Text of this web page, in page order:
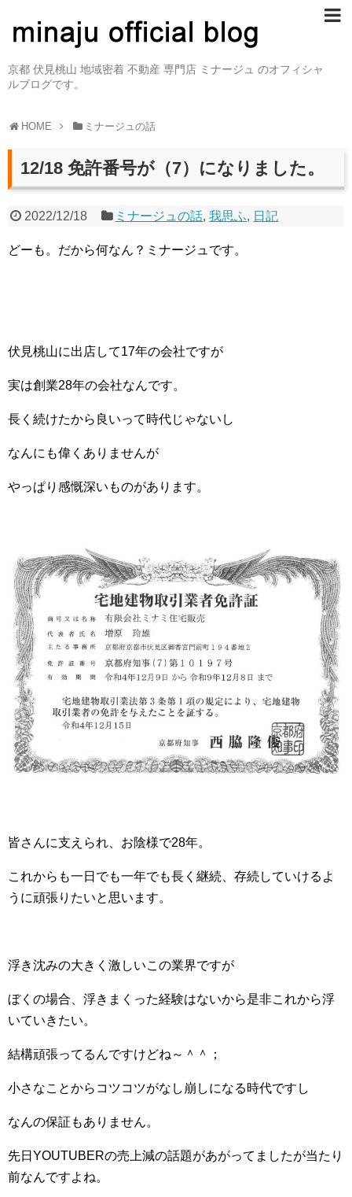
京都 伏見桃山 地域密着 不動産 専門店 ミナージュ のオフィシャ
ルブログです。
HOME ミナージュの話
12/18 免許番号が（7）になりました。
2022/12/18 ミナージュの話,我思ふ, 日記
どーも。だから何なん？ミナージュです。
伏見桃山に出店して17年の会社ですが
実は創業28年の会社なんです。
長く続けたから良いって時代じゃないし
なんにも偉くありませんが
やっぱり感慨深いものがあります。
皆さんに支えられ、お陰様で28年。
これからも一日でも一年でも長く継続、存続していけるよ
うに頑張りたいと思います。
浮き沈みの大きく激しいこの業界ですが
ぼくの場合、浮きまくった経験はないから是非これから浮
いていきたい。
結構頑張ってるんですけどね～＾＾；
小さなことからコツコツがなし崩しになる時代ですし
なんの保証もありません。
先日YOUTUBERの売上減の話題があがってましたが当たり
前なんですよね。